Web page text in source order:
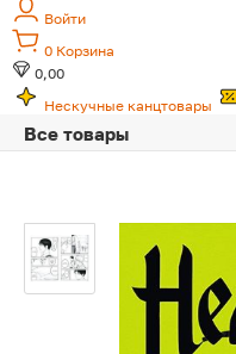
Войти
0 Корзина
0,00
Нескучные канцтовары
Все товары